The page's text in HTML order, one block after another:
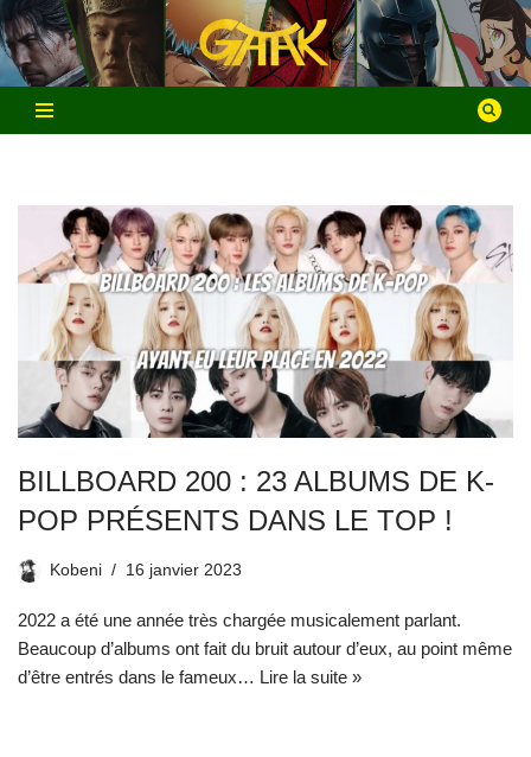
Aller
au
contenu
BILLBOARD 200 : 23 ALBUMS DE K-
POP PRÉSENTS DANS LE TOP !
Kobeni 16 janvier 2023
2022 a été une année très chargée musicalement parlant.
Beaucoup d’albums ont fait du bruit autour d’eux, au point même
d’être entrés dans le fameux… Lire la suite »